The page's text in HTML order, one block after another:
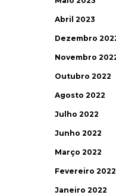
Abril 2023
Dezembro
Novembro
Outubro 2022
Agosto 2022
Julho 2022
Junho 2022
Março 2022
Fevereiro 2022
Janeiro 2022